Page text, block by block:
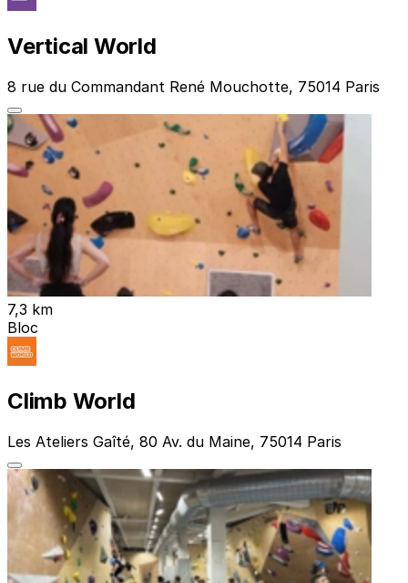
Vertical World
8 rue du Commandant René Mouchotte, 75014 Paris
7,3 km
Bloc
Climb World
Les Ateliers Gaîté, 80 Av. du Maine, 75014 Paris